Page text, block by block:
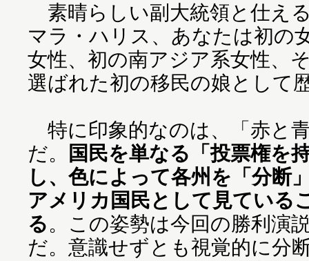
素晴らしい副大統領と仕え
マラ・ハリス、あなたは初の
女性、初の南アジア系女性、
選ばれた初の移民の娘として
特に印象的なのは、「赤と
だ。
国民を単なる「投票権を
し、色によって各州を「分断
アメリカ国民として見ている
る。この姿勢は今回の勝利演
だ。意識せずとも視覚的に分